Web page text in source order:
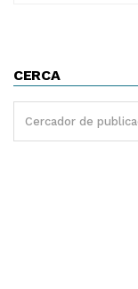
CERCA